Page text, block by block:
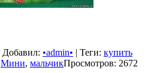
Добавил: •admin• | Теги: купить
Мини, мальчикПросмотров: 2672